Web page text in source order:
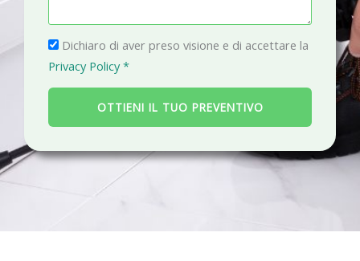
a
g
g
i
P
r
i
a
c
Dichiaro di aver preso visione e di accettare la
Privacy Policy *
OTTIENI IL TUO PREVENTIVO